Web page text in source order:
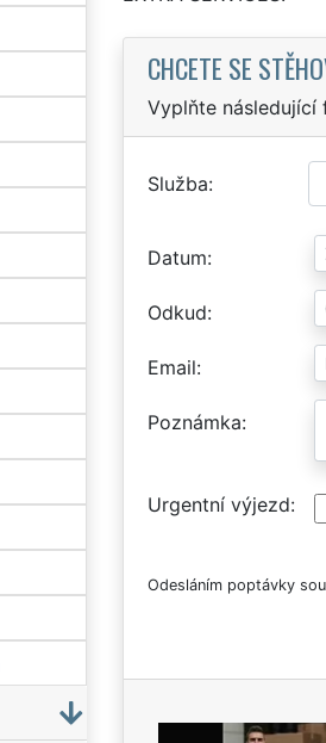
CHCETE SE
Vyplňte následující
Služba
Datum
Odkud
Email
Poznámka
Urgentní výjezd
Odesláním poptávky